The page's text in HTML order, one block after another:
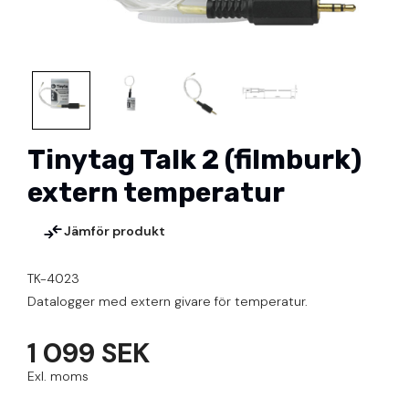
Tinytag Talk 2 (filmburk)
extern temperatur
Jämför produkt
TK-4023
Datalogger med extern givare för temperatur.
1 099 SEK
Exl. moms